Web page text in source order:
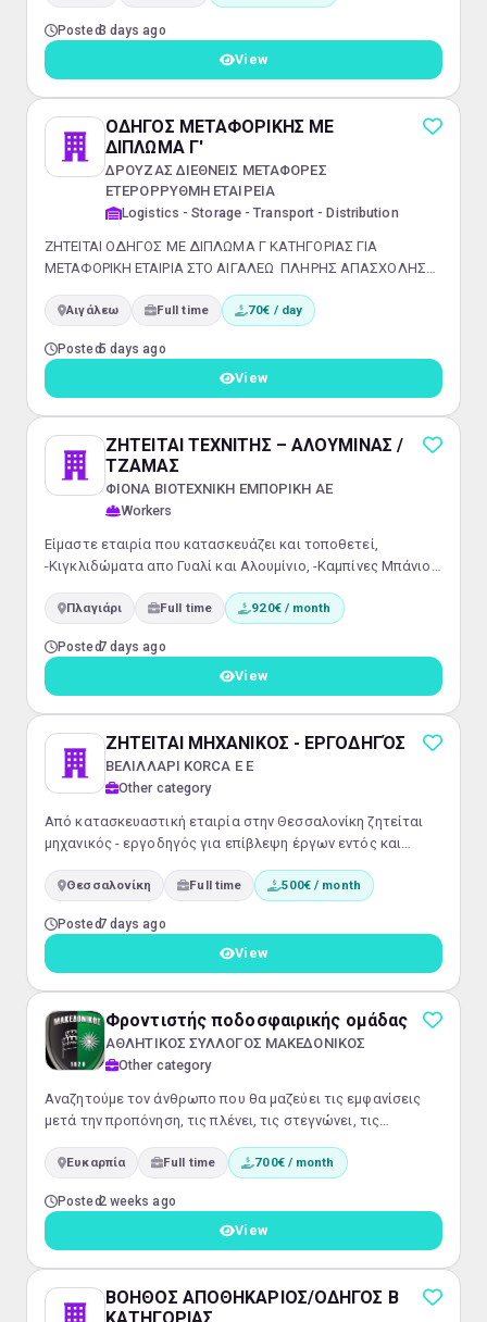
Posted3 days ago
View
ΟΔΗΓΟΣ ΜΕΤΑΦΟΡΙΚΗΣ ΜΕ
ΔΙΠΛΩΜΑ Γ'
ΔΡΟΥΖΑΣ ΔΙΕΘΝΕΙΣ ΜΕΤΑΦΟΡΕΣ
ΕΤΕΡΟΡΡΥΘΜΗ ΕΤΑΙΡΕΙΑ
Logistics - Storage - Transport - Distribution
ΖΗΤΕΙΤΑΙ ΟΔΗΓΟΣ ΜΕ ΔΙΠΛΩΜΑ Γ ΚΑΤΗΓΟΡΙΑΣ ΓΙΑ
ΜΕΤΑΦΟΡΙΚΗ ΕΤΑΙΡΙΑ ΣΤΟ ΑΙΓΑΛΕΩ ΠΛΗΡΗΣ ΑΠΑΣΧΟΛΗΣΗ
Αιγάλεω Full time 70€ / day
Posted5 days ago
View
ΖΗΤΕΙΤΑΙ ΤΕΧΝΙΤΗΣ – ΑΛΟΥΜΙΝΑΣ /
ΤΖΑΜΑΣ
ΦΙΟΝΑ ΒΙΟΤΕΧΝΙΚΗ ΕΜΠΟΡΙΚΗ ΑΕ
Workers
Είμαστε εταιρία που κατασκευάζει και τοποθετεί,
-Κιγκλιδώματα απο Γυαλί και Αλουμίνιο, -Καμπίνες Μπάνιου,
Μεγαλώνουμε την Ομάδα μας και ζητούμε ΤΕΧΝΙΤΗ
Θεσσαλονίκη ή κοντά στην περιοχή Πλαγιάρι / Περαία! ·
Μισθός ανάλογος εμπειρίας και προϋπηρεσίας.
Πλαγιάρι Full time 920€ / month
Posted7 days ago
View
ΖΗΤΕΙΤΑΙ ΜΗΧΑΝΙΚΟΣ - ΕΡΓΟΔΗΓΌΣ
ΒΕΛΙΛΛΑΡΙ KORCA Ε Ε
Other category
Από κατασκευαστική εταιρία στην Θεσσαλονίκη ζητείται
μηχανικός - εργοδηγός για επίβλεψη έργων εντός και
Θεσσαλονίκη Full time 500€ / month
Posted7 days ago
View
Φροντιστής ποδοσφαιρικής ομάδας
ΑΘΛΗΤΙΚΟΣ ΣΥΛΛΟΓΟΣ ΜΑΚΕΔΟΝΙΚΟΣ
Other category
Αναζητούμε τον άνθρωπο που θα μαζεύει τις εμφανίσεις
μετά την προπόνηση, τις πλένει, τις στεγνώνει, τις
Ευκαρπία Full time 700€ / month
Posted2 weeks ago
View
ΒΟΗΘΟΣ ΑΠΟΘΗΚΑΡΙΟΣ/ΟΔΗΓΟΣ Β